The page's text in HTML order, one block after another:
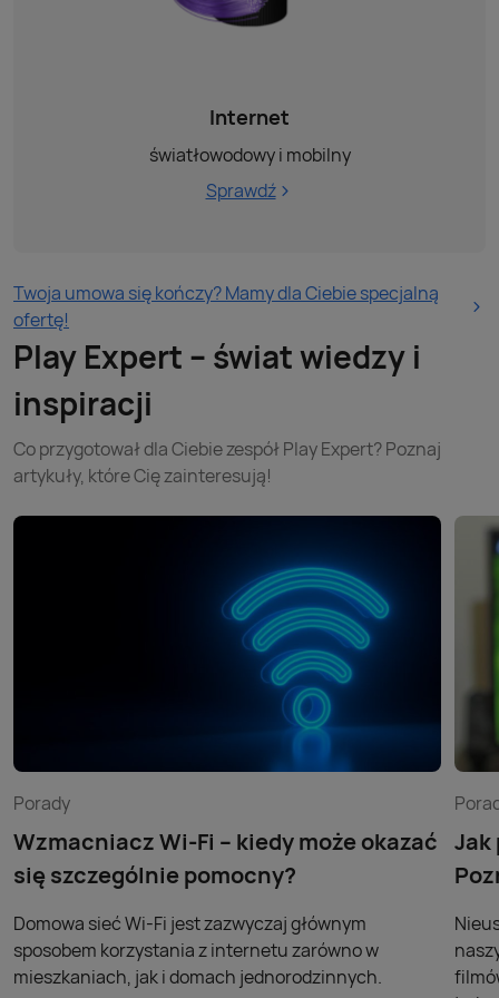
Internet
światłowodowy i mobilny
Sprawdź
Twoja umowa się kończy? Mamy dla Ciebie specjalną
ofertę!
Play Expert – świat wiedzy i
inspiracji
Co przygotował dla Ciebie zespół Play Expert? Poznaj
artykuły, które Cię zainteresują!
Porady
Wzmacniacz Wi-Fi – kiedy może okazać
się szczególnie pomocny?
Domowa sieć Wi-Fi jest zazwyczaj głównym
sposobem korzystania z internetu zarówno w
mieszkaniach, jak i domach jednorodzinnych.
Jak